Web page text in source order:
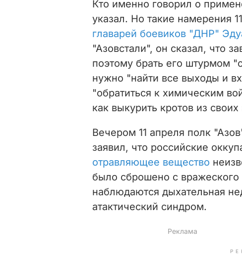
Кто именно говорил о
указал. Но такие намерения
главарей боевиков "ДНР"
"Азовстали", он сказал, что
поэтому брать его штурмом "
нужно "найти все выходы и
"обратиться к химическим
как выкурить кротов из своих
Вечером 11 апреля полк
заявил, что российские
отравляющее вещество
было сброшено с
наблюдаются дыхательная
атактический синдром.